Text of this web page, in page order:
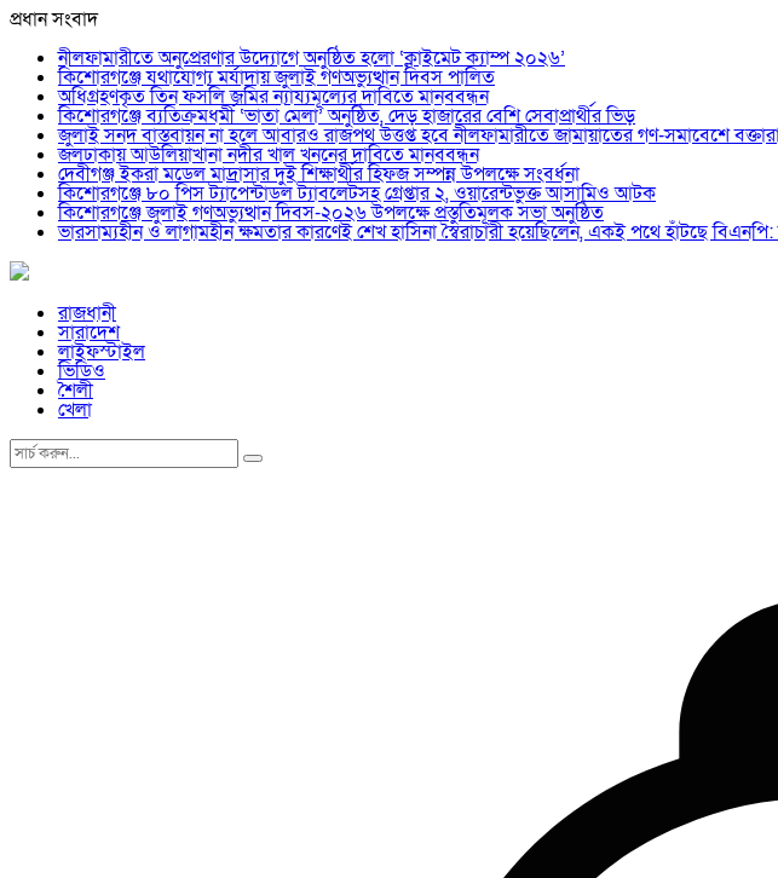
প্রধান সংবাদ
নীলফামারীতে অনুপ্রেরণার উদ্যোগে অনুষ্ঠিত হলো ‘ক্লাইমেট ক্যাম্প ২০২৬’
কিশোরগঞ্জে যথাযোগ্য মর্যাদায় জুলাই গণঅভ্যুত্থান দিবস পালিত
অধিগ্রহণকৃত তিন ফসলি জমির ন্যায্যমূল্যের দাবিতে মানববন্ধন
কিশোরগঞ্জে ব্যতিক্রমধর্মী ‘ভাতা মেলা’ অনুষ্ঠিত, দেড় হাজারের বেশি সেবাপ্রার্থীর ভিড়
জুলাই সনদ বাস্তবায়ন না হলে আবারও রাজপথ উত্তপ্ত হবে নীলফামারীতে জামায়াতের গণ-সমাবেশে
জলঢাকায় আউলিয়াখানা নদীর খাল খননের দাবিতে মানববন্ধন
দেবীগঞ্জ ইকরা মডেল মাদ্রাসার দুই শিক্ষার্থীর হিফজ সম্পন্ন উপলক্ষে সংবর্ধনা
কিশোরগঞ্জে ৮০ পিস ট্যাপেন্টাডল ট্যাবলেটসহ গ্রেপ্তার ২, ওয়ারেন্টভুক্ত আসামিও আটক
কিশোরগঞ্জে জুলাই গণঅভ্যুত্থান দিবস-২০২৬ উপলক্ষে প্রস্তুতিমূলক সভা অনুষ্ঠিত
ভারসাম্যহীন ও লাগামহীন ক্ষমতার কারণেই শেখ হাসিনা স্বৈরাচারী হয়েছিলেন, একই পথে হাঁটছে
রাজধানী
সারাদেশ
লাইফস্টাইল
ভিডিও
শৈলী
খেলা